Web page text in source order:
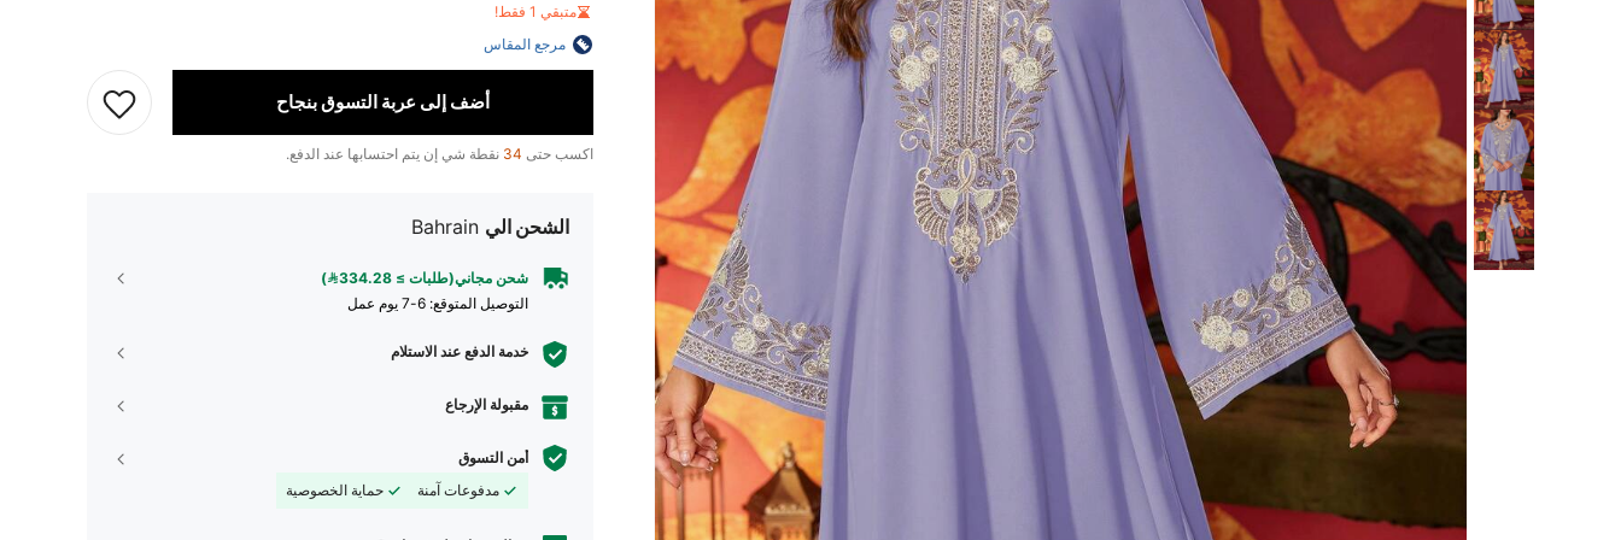
متبقي 1 فقط!
مرجع المقاس
أضف إلى عربة التسوق بنجاح
اكسب حتى 34 نقطة شي إن يتم احتسابها عند الدفع.
الشحن الي Bahrain
شحن مجاني(طلبات ≥ 334.28)
التوصيل المتوقع: 6-7 يوم عمل
خدمة الدفع عند الاستلام
مقبولة الإرجاع
أمن التسوق
مدفوعات آمنة
حماية الخصوصية